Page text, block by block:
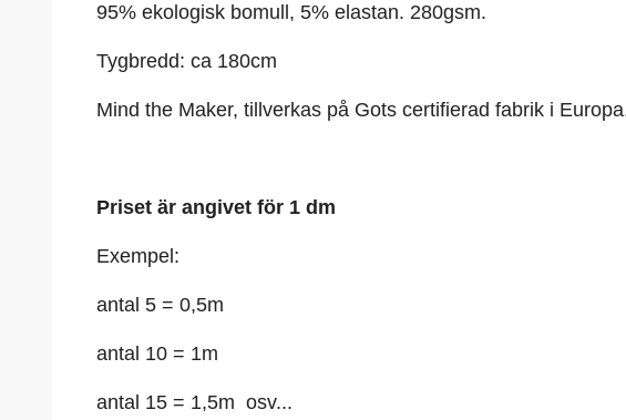
95% ekologisk bomull, 5% elastan. 280gsm.
Tygbredd: ca 180cm
Mind the Maker, tillverkas på Gots certifierad fabrik i
Priset är angivet för 1 dm
Exempel:
antal 5 = 0,5m
antal 10 = 1m
antal 15 = 1,5m osv...